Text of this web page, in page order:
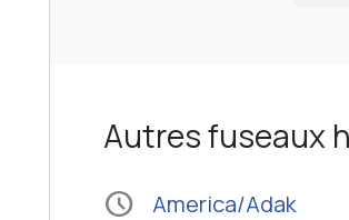
Autres fuseaux
schedule America/Adak